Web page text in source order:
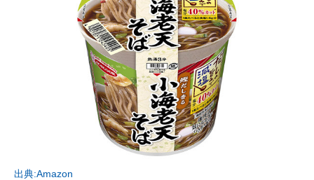
出典:Amazon